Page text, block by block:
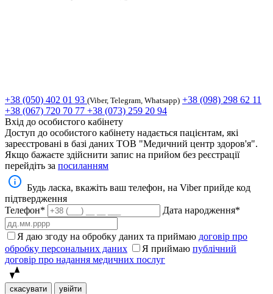
+38 (050) 402 01 93 (Viber, Telegram, Whatsapp) +38 (098) 298 62 11
+38 (067) 720 70 77 +38 (073) 259 20 94
Вхід до особистого кабінету
Доступ до особистого кабінету надається пацієнтам, які
зареєстровані в базі даних ТОВ "Медичний центр здоров'я".
Якщо бажаєте здійснити запис на прийом без реєстрації
перейдіть за посиланням
Будь ласка, вкажіть ваш телефон, на Viber прийде код
підтвердження
Телефон*
Дата народження*
Я даю згоду на обробку даних та приймаю договір про
обробку персональних даних
Я приймаю публічний
договір про надання медичних послуг
скасувати увійти